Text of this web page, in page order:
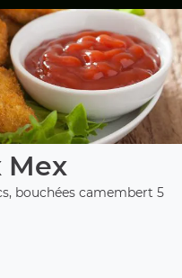
Mex
bouchées camembert 5